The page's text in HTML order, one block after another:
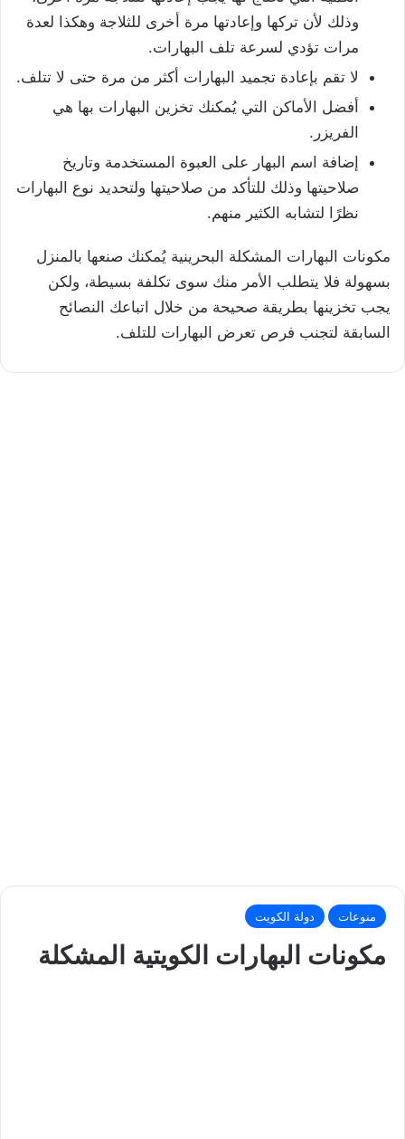
وذلك لأن تركها وإعادتها مرة أخرى للثلاجة وهكذا لعدة
مرات تؤدي لسرعة تلف البهارات.
لا تقم بإعادة تجميد البهارات أكثر من مرة حتى لا تتلف.
أفضل الأماكن التي يُمكنك تخزين البهارات بها هي
الفريزر.
إضافة اسم البهار على العبوة المستخدمة وتاريخ
صلاحيتها وذلك للتأكد من صلاحيتها ولتحديد نوع البهارات
نظرًا لتشابه الكثير منهم.
مكونات البهارات المشكلة البحرينية يُمكنك صنعها بالمنزل
بسهولة فلا يتطلب الأمر منك سوى تكلفة بسيطة، ولكن
يجب تخزينها بطريقة صحيحة من خلال اتباعك النصائح
السابقة لتجنب فرص تعرض البهارات للتلف.